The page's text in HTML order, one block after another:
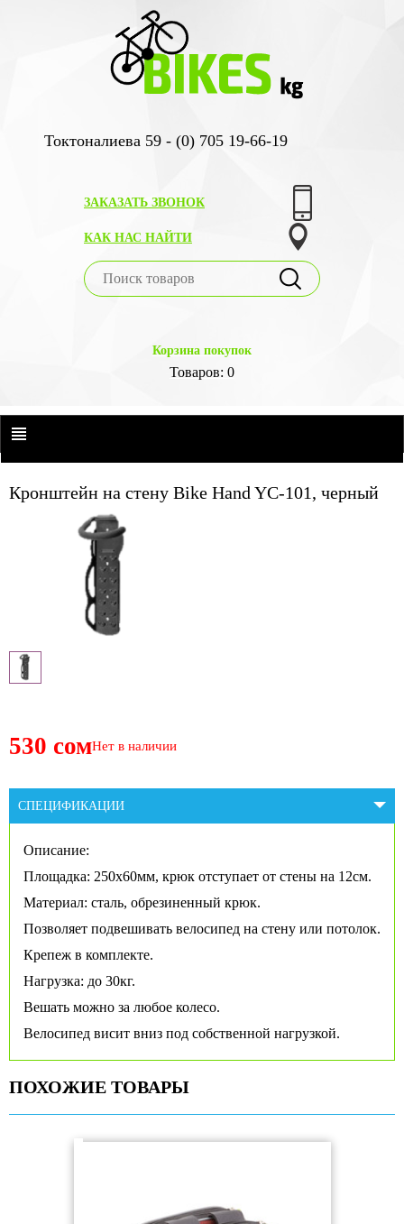
Токтоналиева 59 - (0) 705 19-66-19
ЗАКАЗАТЬ ЗВОНОК
КАК НАС НАЙТИ
Корзина покупок
Товаров: 0
Кронштейн на стену Bike Hand YC-101, черный
530 сомНет в наличии
СПЕЦИФИКАЦИИ
Описание:
Площадка: 250х60мм, крюк отступает от стены на 12см.
Материал: сталь, обрезиненный крюк.
Позволяет подвешивать велосипед на стену или потолок.
Крепеж в комплекте.
Нагрузка: до 30кг.
Вешать можно за любое колесо.
Велосипед висит вниз под собственной нагрузкой.
ПОХОЖИЕ ТОВАРЫ